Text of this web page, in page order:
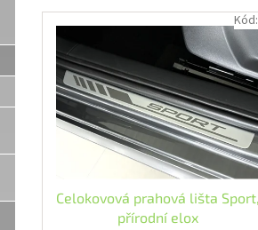
nV
Celokovová prahová lišta Sport,
přírodní elox
Kód: